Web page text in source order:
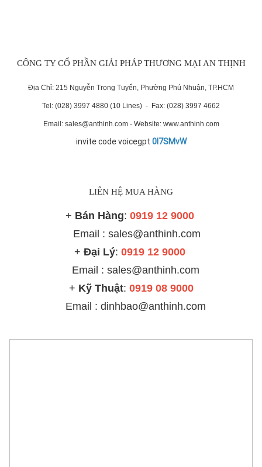
CÔNG TY CỔ PHẦN GIẢI PHÁP THƯƠNG MẠI AN THỊNH
Địa Chỉ: 215 Nguyễn Trọng Tuyển, Phường Phú Nhuận, TP.HCM
Tel: (028) 3997 4880 (10 Lines) - Fax: (028) 3997 4662
Email: sales@anthinh.com - Website: www.anthinh.com
invite code voicegpt 0I7SMvW
LIÊN HỆ MUA HÀNG
+ Bán Hàng: 0919 12 9000
Email : sales@anthinh.com
+ Đại Lý: 0919 12 9000
Email : sales@anthinh.com
+ Kỹ Thuật: 0919 08 9000
Email : dinhbao@anthinh.com